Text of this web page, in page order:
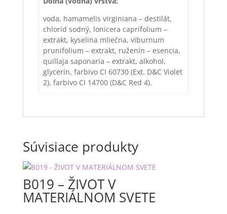
voda, hamamelis virginiana – destilát,
chlorid sodný, lonicera caprifolium –
extrakt, kyselina mliečna, viburnum
prunifolium – extrakt, ruženín – esencia,
quillaja saponaria – extrakt, alkohol,
glycerín, farbivo CI 60730 (Ext. D&C Violet
2), farbivo CI 14700 (D&C Red 4).
Súvisiace produkty
B019 – ŽIVOT V
MATERIÁLNOM SVETE